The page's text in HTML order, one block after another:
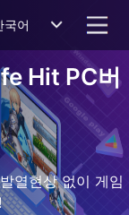
국어
Hit PC버
열현상 없이 게임